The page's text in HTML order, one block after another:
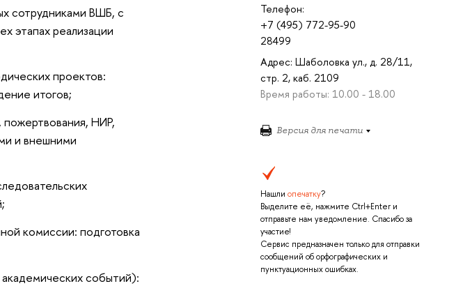
Телефон:
+7 (495) 772-95-90
28499
Адрес: Шаболовка ул., д. 28/11,
стр. 2, каб. 2109
Время работы: 10.00 - 18.00
Версия для печати
Нашли опечатку?
Выделите её, нажмите Ctrl+Enter и
отправьте нам уведомление. Спасибо за
участие!
Сервис предназначен только для отправки
сообщений об орфографических и
пунктуационных ошибках.
сотрудниками ВШБ, с
этапах реализации
проектов:
итогов;
НИР,
и внешними
комиссии: подготовка
событий):